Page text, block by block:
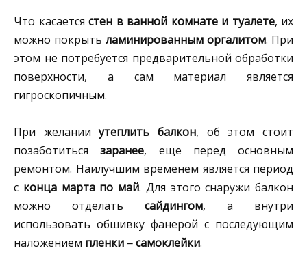
Что касается стен в ванной комнате и туалете, их
можно покрыть ламинированным оргалитом. При
этом не потребуется предварительной обработки
поверхности, а сам материал является
гигроскопичным.
При желанииутеплить балкон, об этом стоит
позаботитьсязаранее, еще перед основным
ремонтом. Наилучшим временем является период
с конца марта по май. Для этого снаружи балкон
можно отделать сайдингом, а внутри
использовать обшивку фанерой с последующим
наложением пленки – самоклейки.